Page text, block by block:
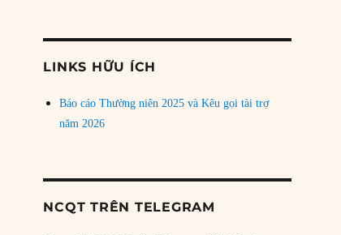
LINKS HỮU ÍCH
Báo cáo Thường niên 2025 và Kêu gọi tài trợ
năm 2026
NCQT TRÊN TELEGRAM